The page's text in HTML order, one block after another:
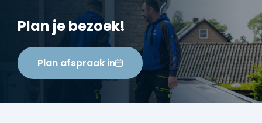
Plan je bezoek!
Plan afspraak in